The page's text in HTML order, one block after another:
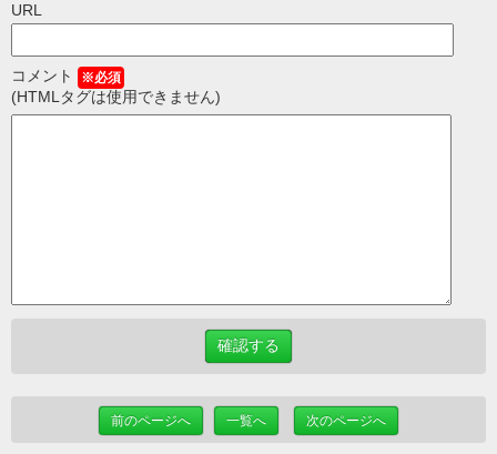
URL
コメント ※必須
(HTMLタグは使用できません)
前のページへ 一覧へ 次のページへ